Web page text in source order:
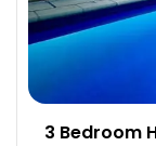
3 Bedroom